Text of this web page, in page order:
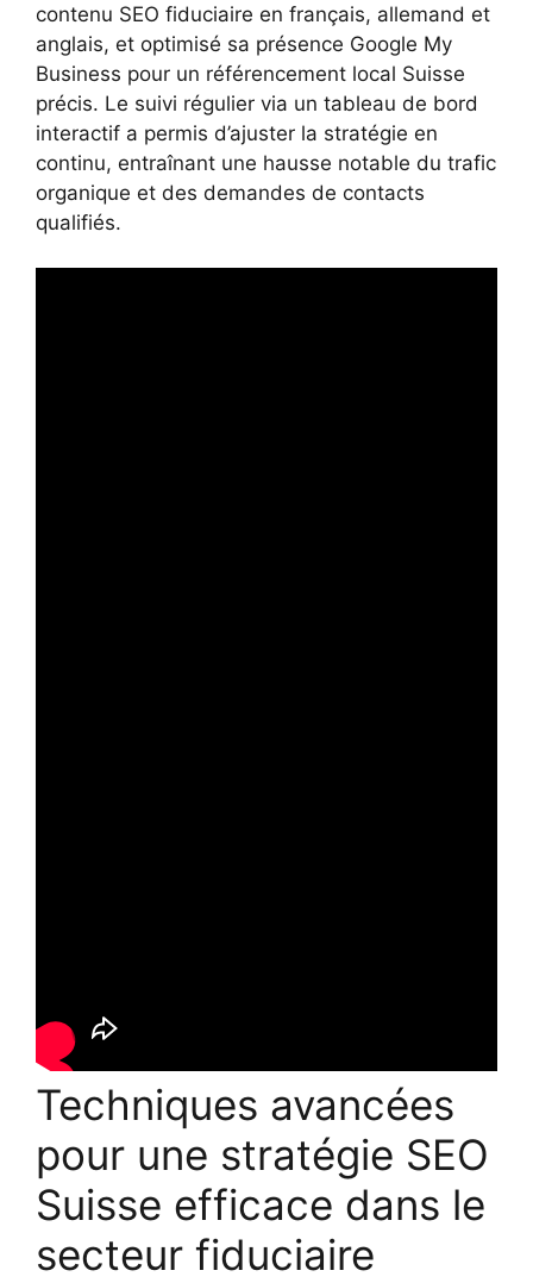
contenu SEO fiduciaire en français, allemand et
anglais, et optimisé sa présence Google My
Business pour un référencement local Suisse
précis. Le suivi régulier via un tableau de bord
interactif a permis d’ajuster la stratégie en
continu, entraînant une hausse notable du trafic
organique et des demandes de contacts
qualifiés.
Techniques avancées
pour une stratégie SEO
Suisse efficace dans le
secteur fiduciaire